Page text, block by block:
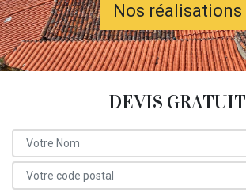
Nos réalisations
DEVIS GRATUIT